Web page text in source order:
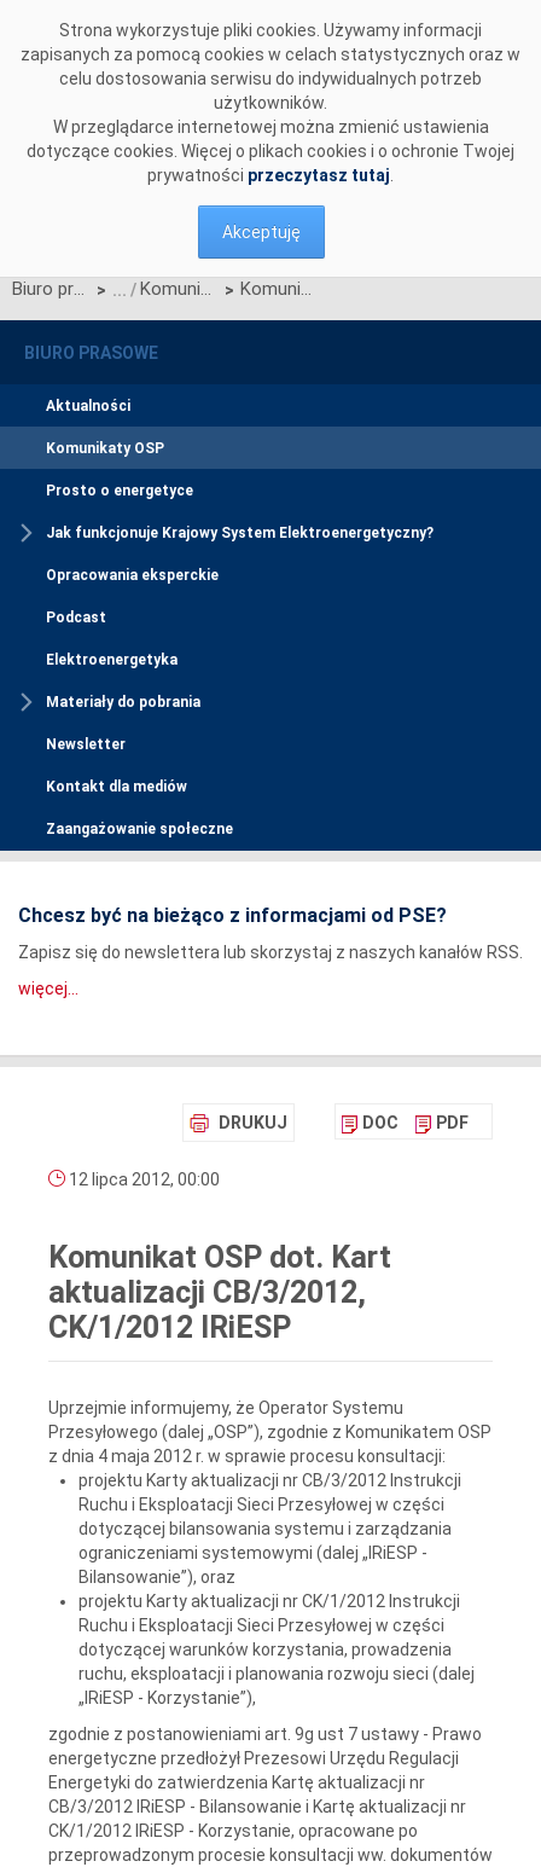
Strona wykorzystuje pliki cookies. Używamy informacji
zapisanych za pomocą cookies w celach statystycznych oraz w
celu dostosowania serwisu do indywidualnych potrzeb
użytkowników.
W przeglądarce internetowej można zmienić ustawienia
dotyczące cookies. Więcej o plikach cookies i o ochronie Twojej
prywatności przeczytasz tutaj
Akceptuję
Biuro prasowe > Komunikaty OSP > Komunikat OSP dot. Kart aktualizacji CB/3/2012, CK/1/2012 IRiESP
BIURO PRASOWE
Aktualności
Komunikaty OSP
Prosto o energetyce
Jak funkcjonuje Krajowy System Elektroenergetyczny?
Opracowania eksperckie
Podcast
Elektroenergetyka
Materiały do pobrania
Newsletter
Kontakt dla mediów
Zaangażowanie społeczne
Chcesz być na bieżąco z informacjami od PSE?
Zapisz się do newslettera lub skorzystaj z naszych kanałów RSS.
więcej...
DRUKUJ DOC PDF
12 lipca 2012, 00:00
Komunikat OSP dot. Kart
aktualizacji CB/3/2012,
CK/1/2012 IRiESP
Uprzejmie informujemy, że Operator Systemu
Przesyłowego (dalej „OSP”), zgodnie z Komunikatem OSP
z dnia 4 maja 2012 r. w sprawie procesu konsultacji:
projektu Karty aktualizacji nr CB/3/2012 Instrukcji
Ruchu i Eksploatacji Sieci Przesyłowej w części
dotyczącej bilansowania systemu i zarządzania
ograniczeniami systemowymi (dalej „IRiESP -
Bilansowanie”), oraz
projektu Karty aktualizacji nr CK/1/2012 Instrukcji
Ruchu i Eksploatacji Sieci Przesyłowej w części
dotyczącej warunków korzystania, prowadzenia
ruchu, eksploatacji i planowania rozwoju sieci (dalej
„IRiESP - Korzystanie”),
zgodnie z postanowieniami art. 9g ust 7 ustawy - Prawo
energetyczne przedłożył Prezesowi Urzędu Regulacji
Energetyki do zatwierdzenia Kartę aktualizacji nr
CB/3/2012 IRiESP - Bilansowanie i Kartę aktualizacji nr
CK/1/2012 IRiESP - Korzystanie, opracowane po
przeprowadzonym procesie konsultacji ww. dokumentów